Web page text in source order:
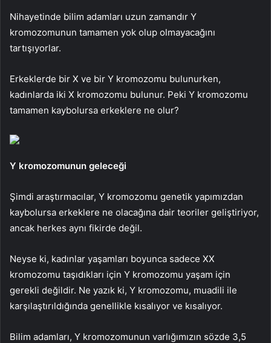
Nihayetinde bilim adamları uzun zamandır Y
kromozomunun tamamen yok olup olmayacağını
tartışıyorlar.
Erkeklerde bir X ve bir Y kromozomu bulunurken,
kadınlarda iki X kromozomu bulunur. Peki Y kromozomu
tamamen kaybolursa erkeklere ne olur?
Y kromozomunun geleceği
Şimdi araştırmacılar, Y kromozomu genetik yapımızdan
kaybolursa erkeklere ne olacağına dair teoriler geliştiriyor,
ancak herkes aynı fikirde değil.
Neyse ki, kadınlar yaşamları boyunca sadece XX
kromozomu taşıdıkları için Y kromozomu yaşam için
gerekli değildir. Ne yazık ki, Y kromozomu, muadili ile
karşılaştırıldığında genellikle kısalıyor ve kısalıyor.
Bilim adamları, Y kromozomunun varlığımızın sözde 3,5